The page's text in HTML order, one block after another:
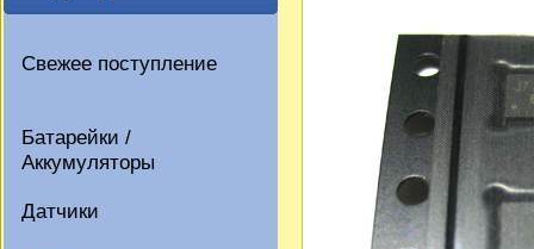
Свежее поступление
Батарейки /
Аккумуляторы
Датчики